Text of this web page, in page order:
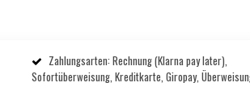
Zahlungsarten: Rechnung (Klarna pay later),
Sofortüberweisung, Kreditkarte, Giropay,